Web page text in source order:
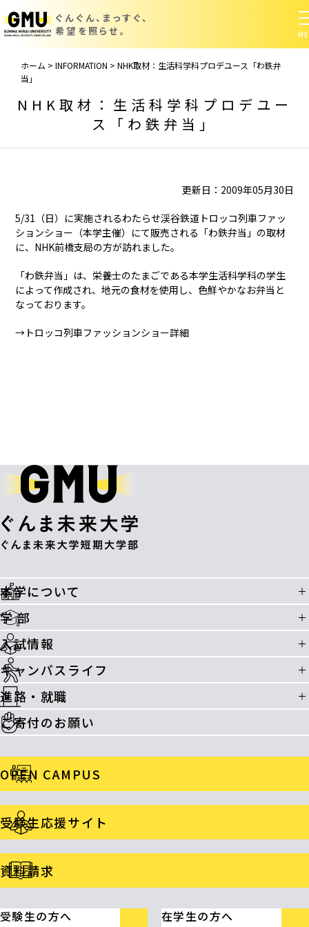
ぐんぐん、まっすぐ、
希望を照らせ。
ホーム > INFORMATION > NHK取材：生活科学科プロデユース「わ鉄弁
当」
NHK取材：生活科学科プロデユー
ス「わ鉄弁当」
更新日：2009年05月30日
5/31（日）に実施されるわたらせ渓谷鉄道トロッコ列車ファッ
ションショー（本学主催）にて販売される「わ鉄弁当」の取材
に、NHK前橋支局の方が訪れました。
「わ鉄弁当」は、栄養士のたまごである本学生活科学科の学生
によって作成され、地元の食材を使用し、色鮮やかなお弁当と
なっております。
→ トロッコ列車ファッションショー詳細
本学について
学 部
入試情報
キャンパスライフ
進路・就職
ご寄付のお願い
OPEN CAMPUS
受験生応援サイト
資料請求
受験生の方へ 在学生の方へ